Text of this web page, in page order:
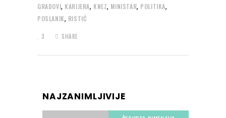
GRADOVI, KARIJERA, KNEZ, MINISTAR, POLITIKA,
POSLANIK, RISTIĆ
3 SHARE
NAJZANIMLJIVIJE